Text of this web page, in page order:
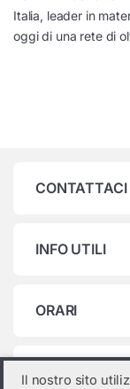
Italia, leader in
oggi di una rete di
CONTATTACI
INFO UTILI
ORARI
Categorie
Il nostro sito